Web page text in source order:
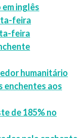
inglês
feira
feira
humanitário
enchentes aos
de 185% no